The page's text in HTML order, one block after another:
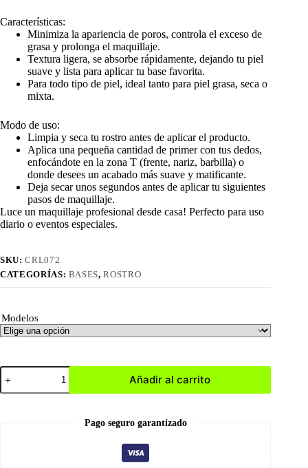
Características:
Minimiza la apariencia de poros, controla el exceso de
grasa y prolonga el maquillaje.
Textura ligera, se absorbe rápidamente, dejando tu piel
suave y lista para aplicar tu base favorita.
Para todo tipo de piel, ideal tanto para piel grasa, seca o
mixta.
Modo de uso:
Limpia y seca tu rostro antes de aplicar el producto.
Aplica una pequeña cantidad de primer con tus dedos,
enfocándote en la zona T (frente, nariz, barbilla) o
donde desees un acabado más suave y matificante.
Deja secar unos segundos antes de aplicar tu siguientes
pasos de maquillaje.
Luce un maquillaje profesional desde casa! Perfecto para uso
diario o eventos especiales.
SKU:CRL072
CATEGORÍAS: BASES,ROSTRO
Modelos
Primer
Pre-
Base
cantidad
Añadir al carrito
Pago seguro garantizado